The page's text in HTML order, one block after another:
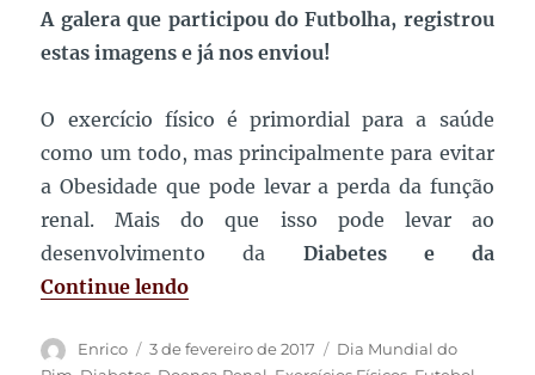
#Move4Kidneys
A galera que participou do Futbolha, registrou
estas imagens e já nos enviou!
O exercício físico é primordial para a saúde
como um todo, mas principalmente para evitar
a Obesidade que pode levar a perda da função
renal. Mais do que isso pode levar ao
desenvolvimento da Diabetes e da
Continue lendo“Futbolha no Dia Mundial do Rim!
Autor
Enrico
Publicado
3 de fevereiro de 2017 Tags
Dia Mundial do